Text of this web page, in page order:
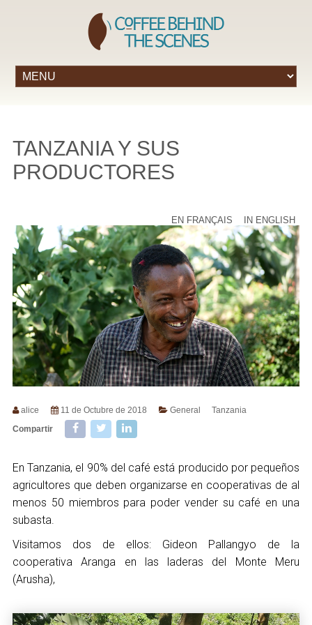
TANZANIA Y SUS
PRODUCTORES
EN FRANÇAIS IN ENGLISH
alice 11 de Octubre de 2018 General
Tanzania
Compartir
En Tanzania, el 90% del café está producido por pequeños
agricultores que deben organizarse en cooperativas de al
menos 50 miembros para poder vender su café en una
subasta.
Visitamos dos de ellos: Gideon Pallangyo de la
cooperativa Aranga en las laderas del Monte Meru
(Arusha),